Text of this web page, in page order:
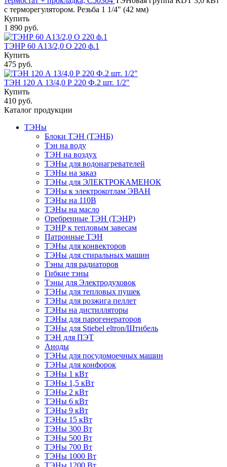
с терморегулятором. Резьба 1 1/4" (42 мм)
Купить
1 890 руб.
ТЭНР 60 А13/2,0 О 220 ф.1
Купить
475 руб.
ТЭН 120 А 13/4,0 Р 220 Ф.2 шт. 1/2"
Купить
410 руб.
Каталог продукции
ТЭНы
Блоки ТЭН (ТЭНБ)
Тэн на воду
ТЭН на воздух
ТЭНы для водонагревателей
ТЭНы на заказ
ТЭНы для ЭЛЕКТРОКАМЕНОК
ТЭНы к электрокотлам ЭВАН
ТЭНы на 110В
ТЭНы на масло
Оребренные ТЭН (ТЭНР)
ТЭНР к тепловым завесам
Патронные ТЭН
ТЭНы для конвекторов
ТЭНы для стиральных машин
Тэны для радиаторов
Гибкие тэны
Тэны для Электродуховок
ТЭНы для тепловых пушек
ТЭНы для розжига пеллет
ТЭНы на дистилляторы
ТЭНы для парогенераторов
ТЭНы для Stiebel eltron/Штибель
ТЭН для ПЭТ
Аноды
ТЭНы для посудомоечных машин
ТЭНы для конфорок
ТЭНы 1 кВт
ТЭНы 1,5 кВт
ТЭНы 2 кВт
ТЭНы 6 кВт
ТЭНы 9 кВт
ТЭНы 15 кВт
ТЭНы 300 Вт
ТЭНы 500 Вт
ТЭНы 700 Вт
ТЭНы 1000 Вт
ТЭНы 1200 Вт